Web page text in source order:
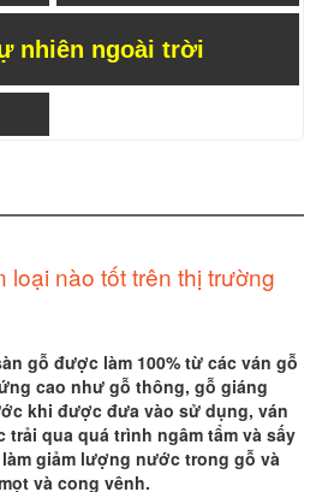
nhiên ngoài trời
loại nào tốt trên thị trường
gỗ được làm 100% từ các ván gỗ
cao như gỗ thông, gỗ giáng
khi được đưa vào sử dụng, ván
qua quá trình ngâm tẩm và sấy
giảm lượng nước trong gỗ và
và cong vênh.